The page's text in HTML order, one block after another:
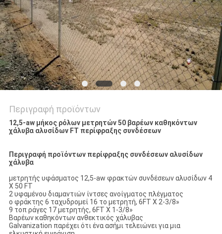
Περιγραφή προϊόντων
12,5-aw μήκος ρόλων μετρητών 50 βαρέων καθηκόντων
χάλυβα αλυσίδων FT περίφραξης συνδέσεων
Περιγραφή προϊόντων περίφραξης συνδέσεων αλυσίδων
χάλυβα
μετρητής υφάσματος 12,5-aw φρακτών συνδέσεων αλυσίδων 4
X 50 FT
2 υφαμένου διαμαντιών ίντσες ανοίγματος πλέγματος
ο φράκτης 6 ταχυδρομεί 16 το μετρητή, 6FT X 2-3/8»
9 τοπ ράγες 17 μετρητής, 6FT X 1-3/8»
Βαρέων καθηκόντων ανθεκτικός χάλυβας
Galvanization παρέχει ότι ένα ασήμι τελειώνει για μια